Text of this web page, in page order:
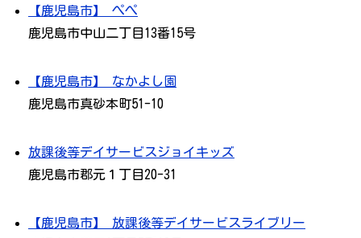
【鹿児島市】 ぺぺ
鹿児島市中山二丁目13番15号
【鹿児島市】 なかよし園
鹿児島市真砂本町51-10
放課後等デイサービスジョイキッズ
鹿児島市郡元１丁目20-31
【鹿児島市】 放課後等デイサービスライブリー